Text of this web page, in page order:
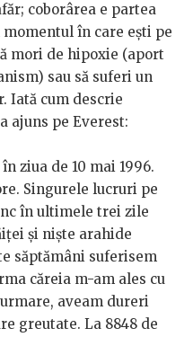
coborârea e partea
în care ești pe
mori de hipoxie (aport
sau să suferi un
Iată cum descrie
ajuns pe Everest:
ziua de 10 mai 1996.
Singurele lucruri pe
în ultimele trei zile
şi nişte arahide
săptămâni suferisem
căreia m-am ales cu
aveam dureri
greutate. La 8848 de